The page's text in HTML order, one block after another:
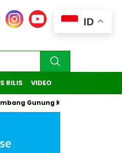
RILIS VIDEO
Gunung Kuda di Cirebon
ID